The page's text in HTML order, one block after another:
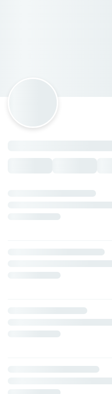
Con antojo de Fruta - 1
$77.00 MXN
Con antojo de Fruta - 2
durazno en almíbar
Con antojo de Fruta - 1
— $62.00
Con antojo de Fruta - 1
Con antojo de Fruta - 2
Con antojo de Helado
Con antojo de Helado - 2
Con antojo de Helado - 2
Con antojo de Helado - 2
— $82.00 MXN
Con antojo de Helado - 1
— $92.00 MXN
Con antojo de Helado - 2